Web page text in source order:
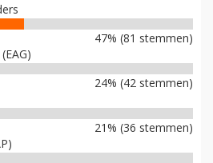
47% (81 stemmen)
24% (42 stemmen)
21% (36 stemmen)